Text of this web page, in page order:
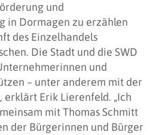
und
in Dormagen zu erzählen
des Einzelhandels
Die Stadt und die SWD
und
– unter anderem mit der
erklärt Erik Lierenfeld. „Ich
mit Thomas Schmitt
der Bürgerinnen und Bürger